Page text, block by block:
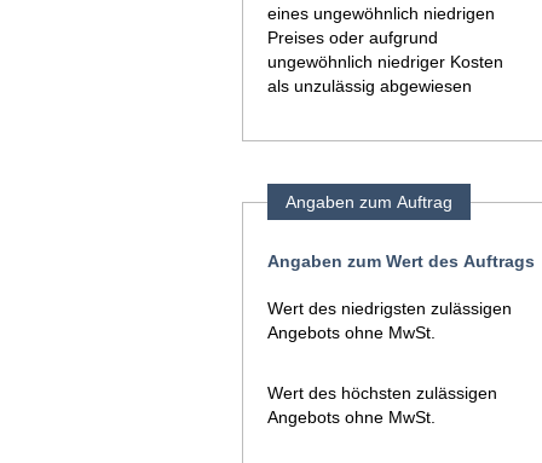
eines ungewöhnlich niedrigen
Preises oder aufgrund
ungewöhnlich niedriger Kosten
als unzulässig abgewiesen
Angaben zum Auftrag
Angaben zum Wert des Auftrags
Wert des niedrigsten zulässigen
Angebots ohne MwSt.
Wert des höchsten zulässigen
Angebots ohne MwSt.